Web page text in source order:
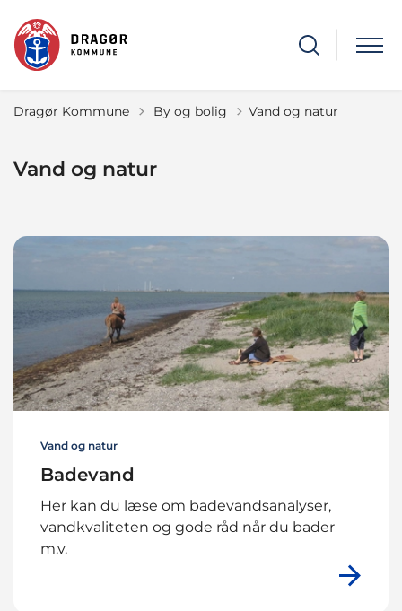
Dragør Kommune Tilbage til
By og bolig Vand og natur
Vand og natur
Vand og natur
Badevand
Her kan du læse om badevandsanalyser,
vandkvaliteten og gode råd når du bader
m.v.